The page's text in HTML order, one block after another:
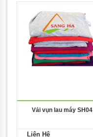
Vải vụn lau máy SH04
Liên Hệ